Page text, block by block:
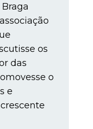
os
das
o
e